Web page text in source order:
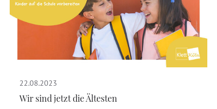
22.08.2023
Wir sind jetzt die Ältesten